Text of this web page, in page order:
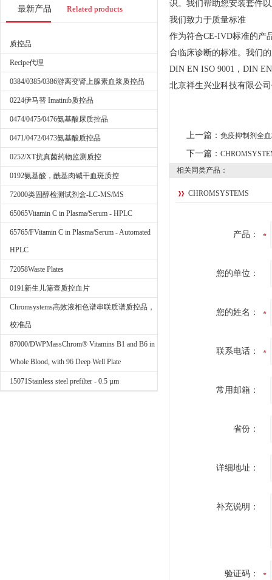
最新产品 Related products
质控品
Recipe代理
0384/0385/0386游离变肾上腺素血浆质控品
0224伊马替 Imatinib质控品
0474/0475/0476氨基酸尿质控品
0471/0472/0473氨基酸质控品
0252/XT抗真菌药物监测质控
0192氨基酸，酰基肉碱干血斑质控
72000类固醇检测试剂盒-LC-MS/MS
65065Vitamin C in Plasma/Serum - HPLC
65765/FVitamin C in Plasma/Serum - Automated
HPLC
72058Waste Plates
0191新生儿筛查质控血片
Chromsystems高效液相色谱串联质谱质控品，
校准品
87000/DWPMassChrom® Vitamins B1 and B6 in
Whole Blood, with 96 Deep Well Plate
15071Stainless steel prefilter - 0.5 µm
识。我们帮助您安装套件
我们致力于质量标准
作为符合CE-IVD标准的产
合临床诊断的标准。我们
DIN EN ISO 9001，DIN
北京祥生兴业科技有限公
上一篇： 免疫抑制剂全
下一篇：
相关同类产品：
CHROMSYSTEMS
产品：
您的单位：
您的姓名：
联系电话：
常用邮箱：
省份：
详细地址：
补充说明：
验证码：